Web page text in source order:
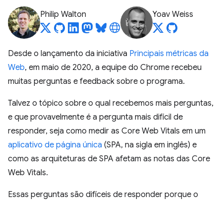
Philip Walton Yoav Weiss
Desde o lançamento da iniciativa Principais métricas da
Web, em maio de 2020, a equipe do Chrome recebeu
muitas perguntas e feedback sobre o programa.
Talvez o tópico sobre o qual recebemos mais perguntas,
e que provavelmente é a pergunta mais difícil de
responder, seja como medir as Core Web Vitals em um
aplicativo de página única (SPA, na sigla em inglês) e
como as arquiteturas de SPA afetam as notas das Core
Web Vitals.
Essas perguntas são difíceis de responder porque o